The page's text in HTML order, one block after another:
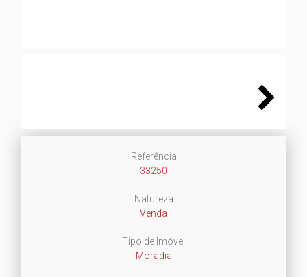
Referência
33250
Natureza
Venda
Tipo de Imóvel
Moradia